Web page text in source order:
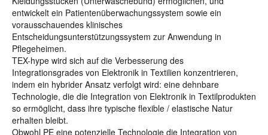
entwickelt ein Patientenüberwachungssystem sowie ein
vorausschauendes klinisches
Entscheidungsunterstützungssystem zur Anwendung in
Pflegeheimen.
TEX-hype wird sich auf die Verbesserung des
Integrationsgrades von Elektronik in Textilien konzentrieren,
indem ein hybrider Ansatz verfolgt wird: eine dehnbare
Technologie, die die Integration von Elektronik in Textilprodukten
so ermöglicht, dass ihre typische flexible / elastische Natur
erhalten bleibt.
Obwohl PE eine potenzielle Technologie die Integration von